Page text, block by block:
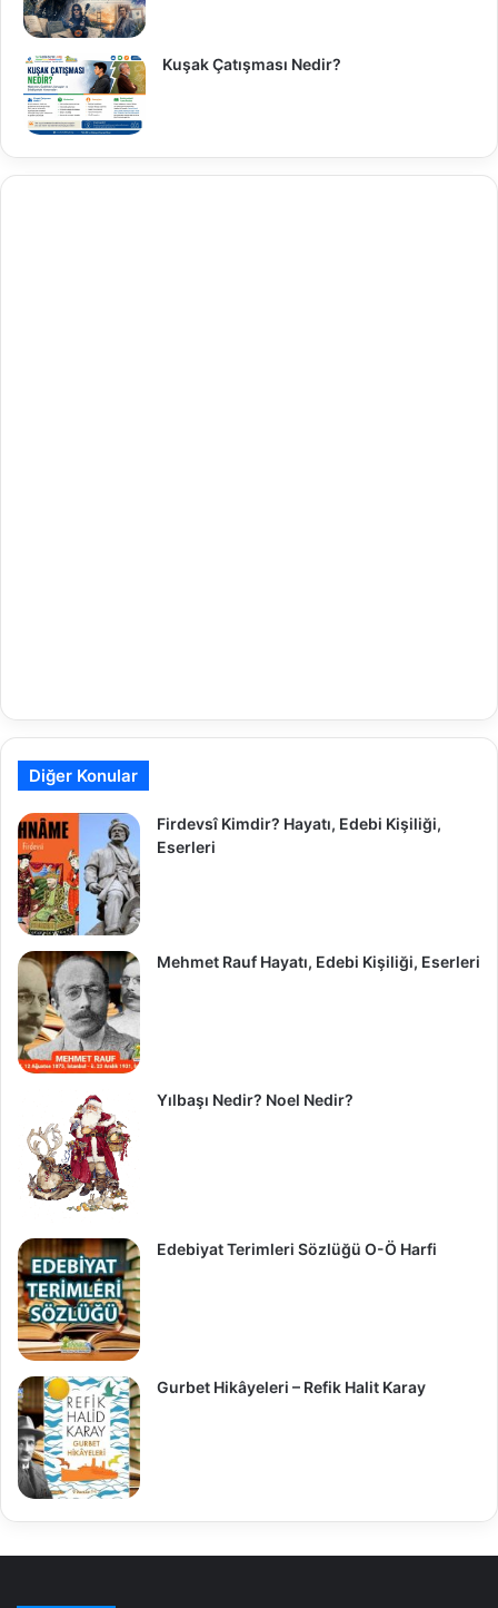
Kuşak Çatışması Nedir?
Diğer Konular
Firdevsî Kimdir? Hayatı, Edebi Kişiliği,
Eserleri
Mehmet Rauf Hayatı, Edebi Kişiliği, Eserleri
Yılbaşı Nedir? Noel Nedir?
Edebiyat Terimleri Sözlüğü O-Ö Harfi
Gurbet Hikâyeleri – Refik Halit Karay